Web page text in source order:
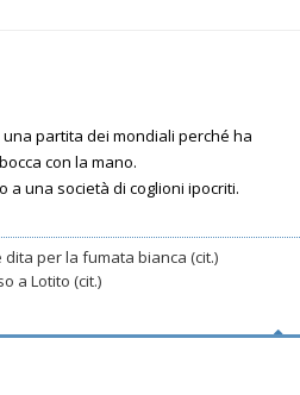
partita dei mondiali perché ha
con la mano.
a una società di coglioni ipocriti.
per la fumata bianca (cit.)
a Lotito (cit.)